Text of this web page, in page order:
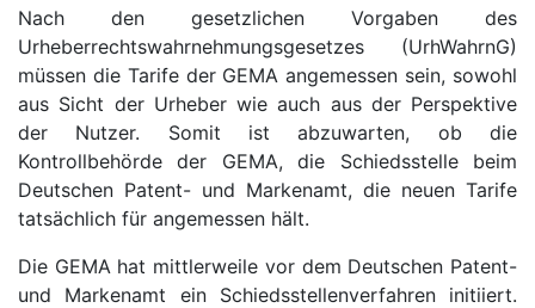
Nach den gesetzlichen Vorgaben des
Urheberrechtswahrnehmungsgesetzes (UrhWahrnG)
müssen die Tarife der GEMA angemessen sein, sowohl
aus Sicht der Urheber wie auch aus der Perspektive
der Nutzer. Somit ist abzuwarten, ob die
Kontrollbehörde der GEMA, die Schiedsstelle beim
Deutschen Patent- und Markenamt, die neuen Tarife
tatsächlich für angemessen hält.
Die GEMA hat mittlerweile vor dem Deutschen Patent-
und Markenamt ein Schiedsstellenverfahren initiiert.